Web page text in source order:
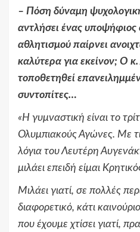
– Πόση δύναμη
αντλήσει ένας
αθλητισμού παίρνει
καλύτερα για εκείνον; Ο
τοποθετηθεί
συντοπίτες…
«Η γυμναστική είναι το
Ολυμπιακούς Αγώνες. Με
λόγια του Λευτέρη
μιλάει επειδή είμαι
Μιλάει γιατί, σε πολλές
διαφορετικό, κάτι
που έχουμε χτίσει γιατί,